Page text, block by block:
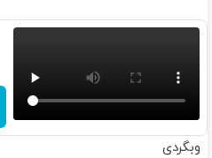
وبگردی